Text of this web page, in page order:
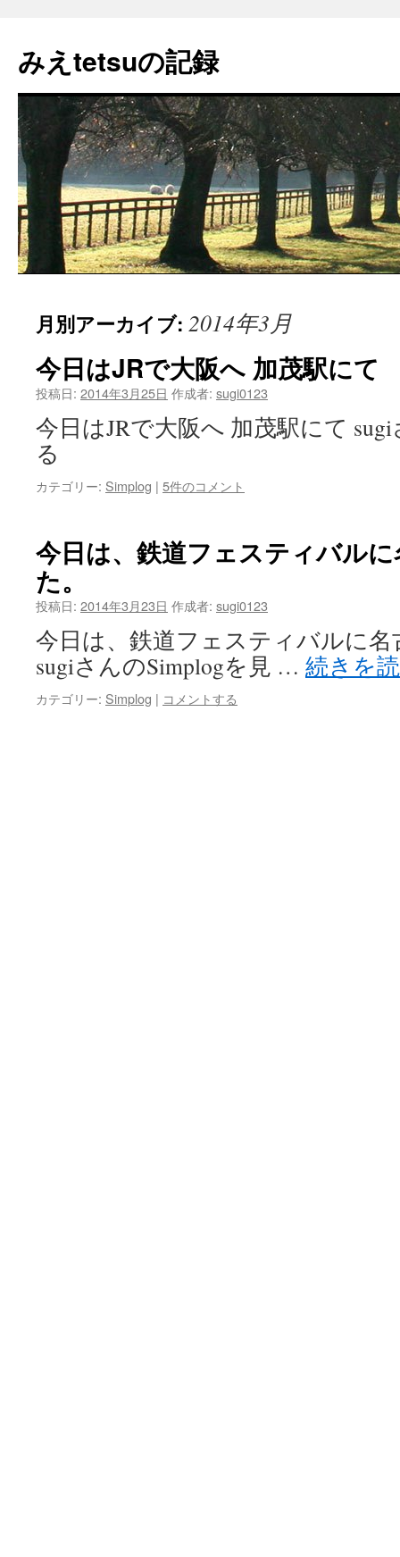
テ
ン
ス
キ
ッ
プ
みえtetsuの記録
月別アーカイブ: 2014年3月
今日はJRで大阪へ 加茂駅にて
投稿日: 2014年3月25日 作成者: sugi0123
今日はJRで大阪へ 加茂駅にて
る
カテゴリー: Simplog | 5件のコメント
今日は、鉄道フェスティバル
た。
投稿日: 2014年3月23日 作成者: sugi0123
今日は、鉄道フェスティバルに
sugiさんのSimplogを見 … 続きを
カテゴリー: Simplog | コメントする